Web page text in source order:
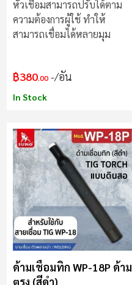
หัวเชื่อมสามารถปรับได้ตาม
ความต้องการผู้ใช้ ทำให้
สามารถเชื่อมได้หลายมุม
฿380.00 /อัน
In Stock
ด้ามเชื่อมทิก WP-18P ด้าม
ตรง (สีดำ)